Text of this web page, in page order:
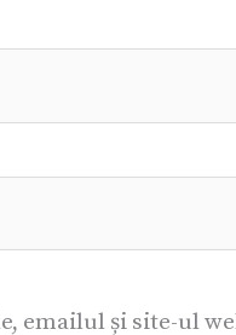
emailul și site-ul